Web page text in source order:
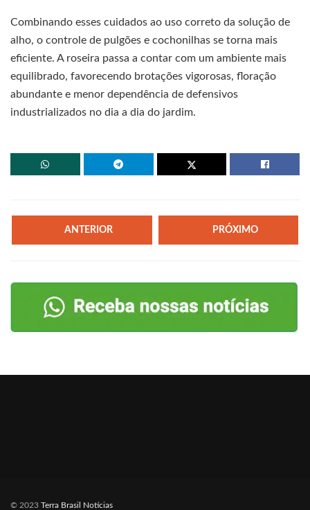
Combinando esses cuidados ao uso correto da solução de
alho, o controle de pulgões e cochonilhas se torna mais
eficiente. A roseira passa a contar com um ambiente mais
equilibrado, favorecendo brotações vigorosas, floração
abundante e menor dependência de defensivos
industrializados no dia a dia do jardim.
ANTERIOR PRÓXIMO
© 2023 Terra Brasil Notícias